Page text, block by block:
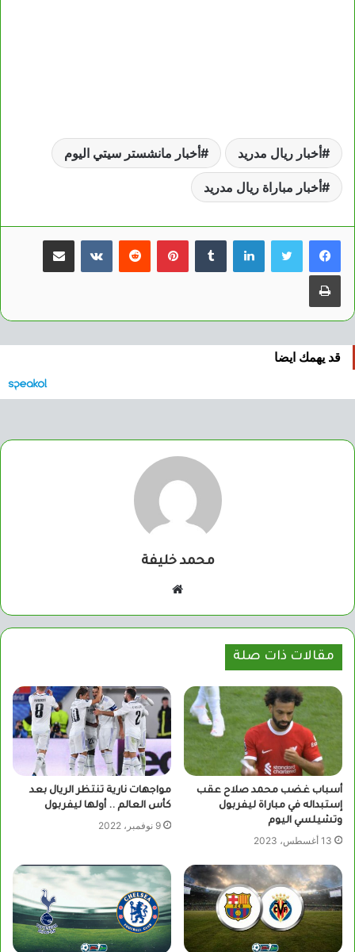
أخبار ريال مدريد أخبار مانشستر سيتي اليوم
أخبار مباراة ريال مدريد
لينكدإن بينتيريست مشاركة عبر البريد
طباعة
قد يهمك ايضا
محمد خليفة
مقالات ذات صلة
أسباب غضب محمد صلاح عقب
إستبداله في مباراة ليفربول
وتشيلسي اليوم
13 أغسطس، 2023
مواجهات نارية تنتظر الريال بعد
كأس العالم .. أولها ليفربول
9 نوفمبر، 2022